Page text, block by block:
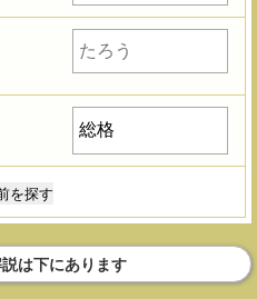
は下にあります